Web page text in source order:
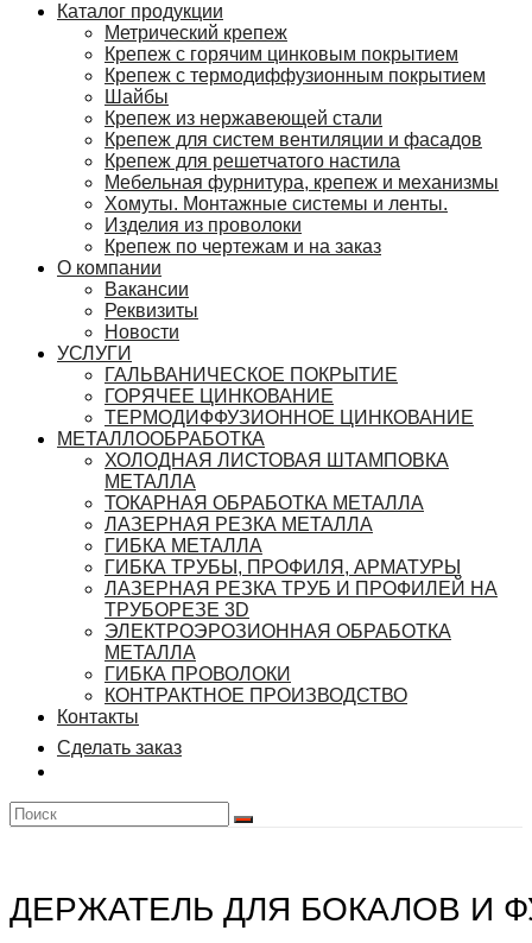
Каталог продукции
Метрический крепеж
Крепеж с горячим цинковым покрытием
Крепеж с термодиффузионным покрытием
Шайбы
Крепеж из нержавеющей стали
Крепеж для систем вентиляции и фасадов
Крепеж для решетчатого настила
Мебельная фурнитура, крепеж и механизмы
Хомуты. Монтажные системы и ленты.
Изделия из проволоки
Крепеж по чертежам и на заказ
О компании
Вакансии
Реквизиты
Новости
УСЛУГИ
ГАЛЬВАНИЧЕСКОЕ ПОКРЫТИЕ
ГОРЯЧЕЕ ЦИНКОВАНИЕ
ТЕРМОДИФФУЗИОННОЕ ЦИНКОВАНИЕ
МЕТАЛЛООБРАБОТКА
ХОЛОДНАЯ ЛИСТОВАЯ ШТАМПОВКА
МЕТАЛЛА
ТОКАРНАЯ ОБРАБОТКА МЕТАЛЛА
ЛАЗЕРНАЯ РЕЗКА МЕТАЛЛА
ГИБКА МЕТАЛЛА
ГИБКА ТРУБЫ, ПРОФИЛЯ, АРМАТУРЫ
ЛАЗЕРНАЯ РЕЗКА ТРУБ И ПРОФИЛЕЙ НА
ТРУБОРЕЗЕ 3D
ЭЛЕКТРОЭРОЗИОННАЯ ОБРАБОТКА
МЕТАЛЛА
ГИБКА ПРОВОЛОКИ
КОНТРАКТНОЕ ПРОИЗВОДСТВО
Контакты
Сделать заказ
ДЕРЖАТЕЛЬ ДЛЯ БОКАЛОВ И